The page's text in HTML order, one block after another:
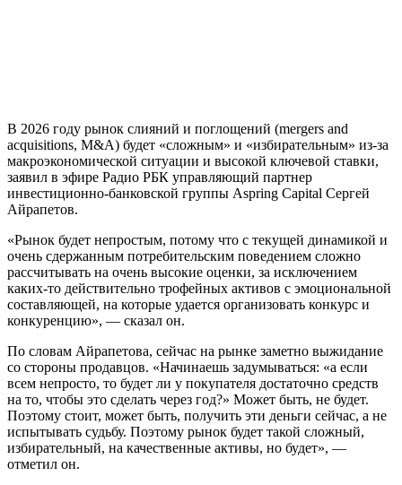
В 2026 году рынок слияний и поглощений (mergers and
acquisitions, M&A) будет «сложным» и «избирательным» из-за
макроэкономической ситуации и высокой ключевой ставки,
заявил в эфире Радио РБК управляющий партнер
инвестиционно-банковской группы Aspring Capital Сергей
Айрапетов.
«Рынок будет непростым, потому что с текущей динамикой и
очень сдержанным потребительским поведением сложно
рассчитывать на очень высокие оценки, за исключением
каких-то действительно трофейных активов с эмоциональной
составляющей, на которые удается организовать конкурс и
конкуренцию», — сказал он.
По словам Айрапетова, сейчас на рынке заметно выжидание
со стороны продавцов. «Начинаешь задумываться: «а если
всем непросто, то будет ли у покупателя достаточно средств
на то, чтобы это сделать через год?» Может быть, не будет.
Поэтому стоит, может быть, получить эти деньги сейчас, а не
испытывать судьбу. Поэтому рынок будет такой сложный,
избирательный, на качественные активы, но будет», —
отметил он.